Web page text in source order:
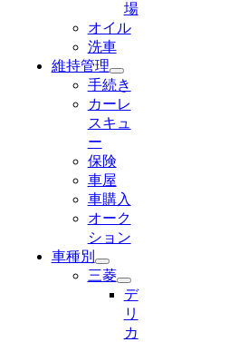
場
オイル
洗車
維持管理
手続き
カーレ
スキュ
ー
保険
車屋
車購入
オーク
ション
車種別
三菱
デ
リ
カ